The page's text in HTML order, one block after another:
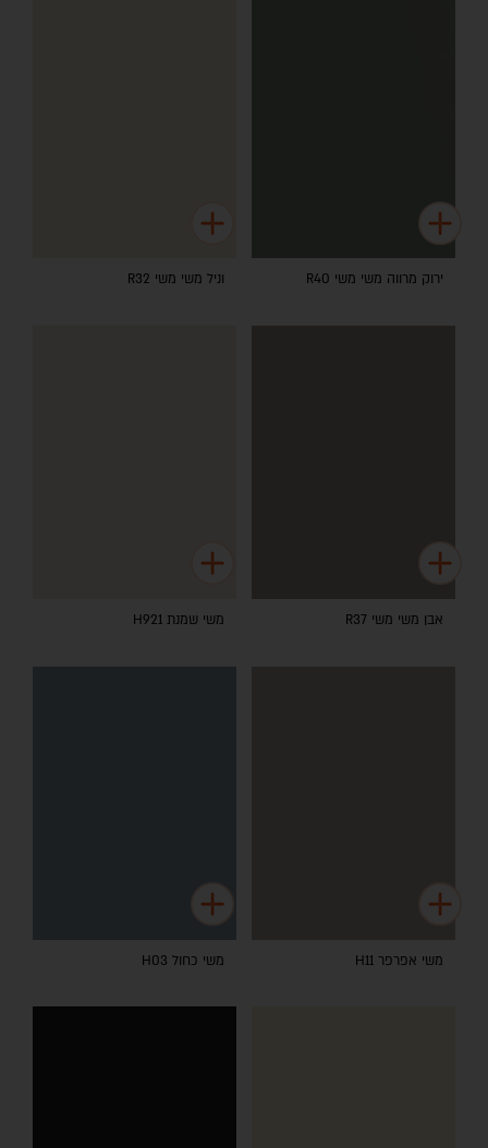
ירוק מרווה משי משי R40 וניל משי משי R32
אבן משי משי R37 משי שמנת H921
משי אפרפר H11 משי כחול H03